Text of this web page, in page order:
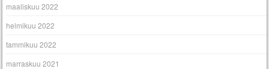
maaliskuu 2022
helmikuu 2022
tammikuu 2022
marraskuu 2021